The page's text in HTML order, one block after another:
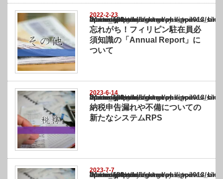
2022-2-23
Warning
: Undefined array key "show_category" in
/home/netst/kuno-cpa.co.jp/public_html/philippines_blog/wp-content/themes/
on line183
忘れがち！フィリピン駐在員必
須知識の「Annual Report」に
ついて
2023-6-14
Warning
: Undefined array key "show_category" in
/home/netst/kuno-cpa.co.jp/public_html/philippines_blog/wp-content/themes/
on line183
納税申告漏れや不備についての
新たなシステムRPS
2023-7-7
Warning
: Undefined array key "show_category" in
/home/netst/kuno-cpa.co.jp/public_html/philippines_blog/wp-content/themes/
on line183